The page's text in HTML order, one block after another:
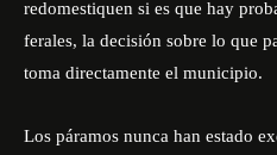
redomestiquen si es que hay
ferales, la decisión sobre lo que
toma directamente el municipio.
Los páramos nunca han estado